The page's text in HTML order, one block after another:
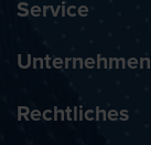
Service
Unternehmen
Rechtliches